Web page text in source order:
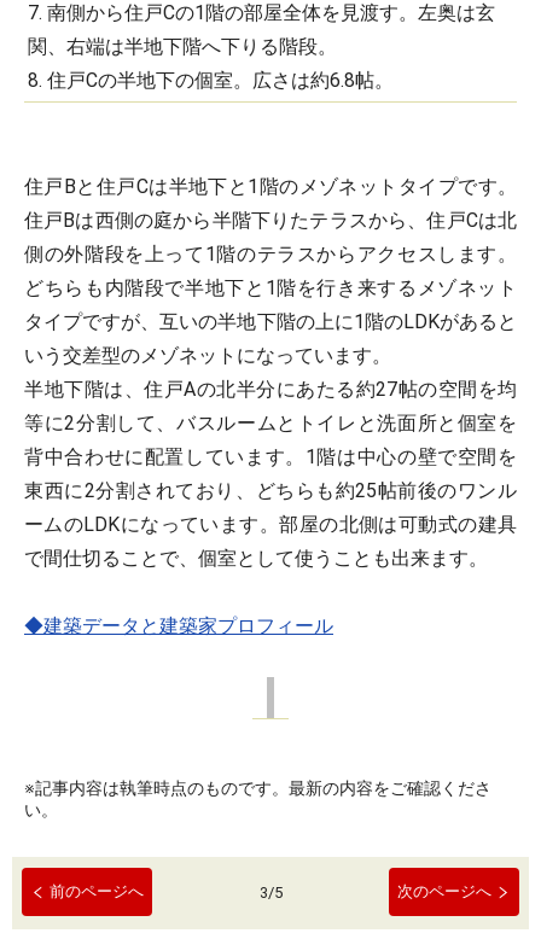
7. 南側から住戸Cの1階の部屋全体を見渡す。左奥は玄
関、右端は半地下階へ下りる階段。
8. 住戸Cの半地下の個室。広さは約6.8帖。
住戸Bと住戸Cは半地下と1階のメゾネットタイプです。
住戸Bは西側の庭から半階下りたテラスから、住戸Cは北
側の外階段を上って1階のテラスからアクセスします。
どちらも内階段で半地下と1階を行き来するメゾネット
タイプですが、互いの半地下階の上に1階のLDKがあると
いう交差型のメゾネットになっています。
半地下階は、住戸Aの北半分にあたる約27帖の空間を均
等に2分割して、バスルームとトイレと洗面所と個室を
背中合わせに配置しています。1階は中心の壁で空間を
東西に2分割されており、どちらも約25帖前後のワンル
ームのLDKになっています。部屋の北側は可動式の建具
で間仕切ることで、個室として使うことも出来ます。
◆建築データと建築家プロフィール
※記事内容は執筆時点のものです。最新の内容をご確認くださ
い。
前のページへ 3/5 次のページへ